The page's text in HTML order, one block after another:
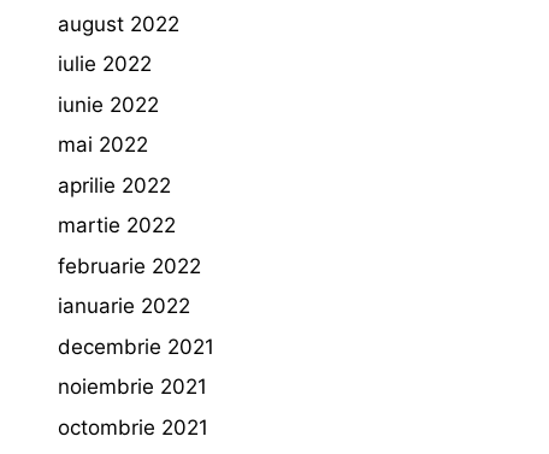
august 2022
iulie 2022
iunie 2022
mai 2022
aprilie 2022
martie 2022
februarie 2022
ianuarie 2022
decembrie 2021
noiembrie 2021
octombrie 2021